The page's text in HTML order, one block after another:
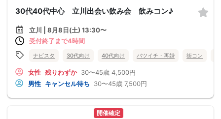
30代40代中心 立川出会い飲み会 飲みコン♪
立川 | 8月8日(土) 13:30〜
受付終了まで4時間
ナビスタ 30代向け 40代向け バツイチ・再婚 街コン
女性 残りわずか 30〜45歳 4,500円
男性 キャンセル待ち 30〜45歳 7,500円
開催確定